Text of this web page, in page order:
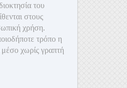
του
στους
χρήση.
ήποτε τρόπο η
χωρίς γραπτή